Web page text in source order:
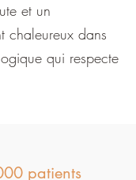
et un
chaleureux dans
qui respecte
patients